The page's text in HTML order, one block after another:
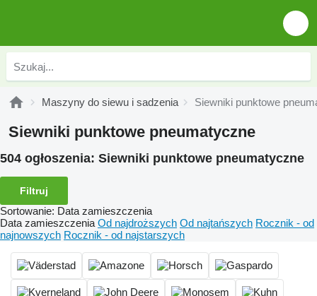
Maszyny do siewu i sadzenia Siewniki punktowe
Siewniki punktowe pneumatyczne
504 ogłoszenia: Siewniki punktowe pneumatyczne
Filtruj
Sortowanie: Data zamieszczenia
Data zamieszczenia Od najdroższych Od najtańszych Rocznik - od
najnowszych Rocznik - od najstarszych